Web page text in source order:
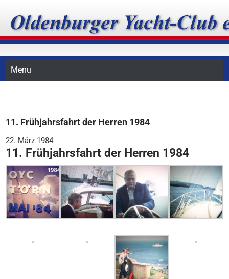
content
Oldenburger Yacht-Club
e.V.
Menu
11. Frühjahrsfahrt der Herren 1984
22. März 1984
11. Frühjahrsfahrt der Herren 1984